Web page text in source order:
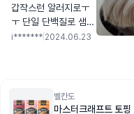
갑작스런 알러지로ㅜ
ㅜ 단일 단백질로 샘플
구매해서 먹여보구 본
먹고 알러지반응도 없
어서 정착예정🩷🩷
i******* 2024.06.23
벨칸도
마스터크래프트 토핑